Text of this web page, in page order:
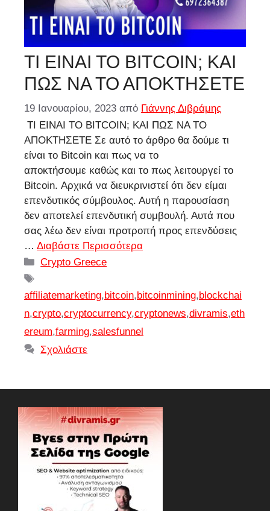
ΤΙ ΕΙΝΑΙ ΤΟ BITCOIN; ΚΑΙ
ΠΩΣ ΝΑ ΤΟ ΑΠΟΚΤΗΣΕΤΕ
19 Ιανουαρίου, 2023 από Γιάννης Διβράμης
ΤΙ ΕΙΝΑΙ ΤΟ BITCOIN; ΚΑΙ ΠΩΣ ΝΑ ΤΟ
ΑΠΟΚΤΗΣΕΤΕ Σε αυτό το άρθρο θα δούμε τι
είναι το Bitcoin και πως να το
αποκτήσουμε καθώς και το πως λειτουργεί το
Bitcoin. Αρχικά να διευκρινιστεί ότι δεν είμαι
επενδυτικός σύμβουλος. Αυτή η παρουσίαση
δεν αποτελεί επενδυτική συμβουλή. Αυτά που
σας λέω δεν είναι προτροπή προς επενδύσεις
… Διαβάστε Περισσότερα
Κατηγορίες
Crypto Greece
affiliatemarketing,bitcoin,bitcoinmining,blockchai
n,crypto,cryptocurrency,cryptonews,divramis,eth
ereum,farming,salesfunnel
Σχολιάστε